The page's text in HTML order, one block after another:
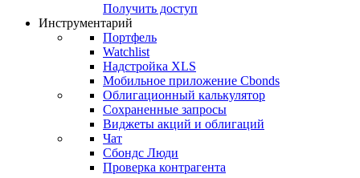
Получить доступ
Инструментарий
Портфель
Watchlist
Надстройка XLS
Мобильное приложение Cbonds
Облигационный калькулятор
Сохраненные запросы
Виджеты акций и облигаций
Чат
Сбондс Люди
Проверка контрагента